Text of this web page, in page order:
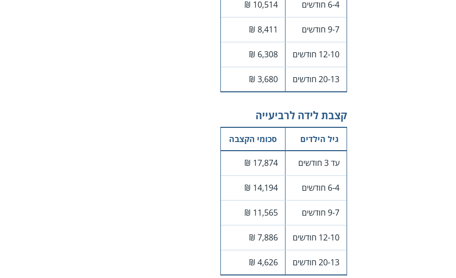
6-4 חודשים 10,514 ₪
9-7 חודשים 8,411 ₪
12-10 חודשים 6,308 ₪
20-13 חודשים 3,680 ₪
קצבת לידה לרביעייה
גיל הילדים סכומי הקצבה
עד 3 חודשים 17,874 ₪
6-4 חודשים 14,194 ₪
9-7 חודשים 11,565 ₪
12-10 חודשים 7,886 ₪
20-13 חודשים 4,626 ₪